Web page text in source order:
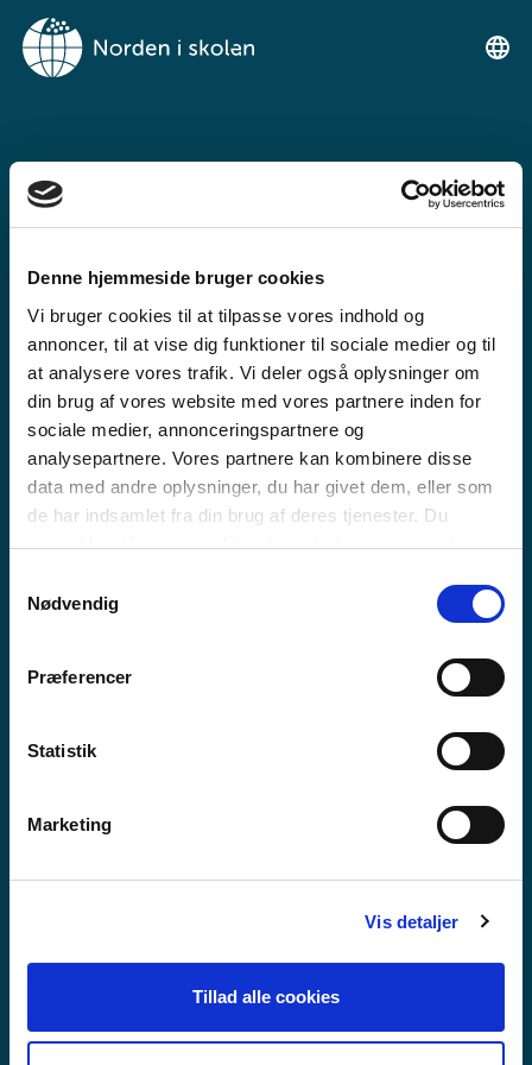
Denne hjemmeside bruger cookies
Vi bruger cookies til at tilpasse vores indhold og
annoncer, til at vise dig funktioner til sociale medier og til
at analysere vores trafik. Vi deler også oplysninger om
din brug af vores website med vores partnere inden for
sociale medier, annonceringspartnere og
analysepartnere. Vores partnere kan kombinere disse
data med andre oplysninger, du har givet dem, eller som
de har indsamlet fra din brug af deres tjenester. Du
samtykker til vores cookies, hvis du fortsætter med at
Nødvendig
Præferencer
Statistik
Marketing
Vis detaljer
Tillad alle cookies
NORDEN I
SKOLENIMUT
Tunngaviusumik atuarfimmut
ilinniarnertuunngorniarfimmullu
atuartitsinermi iserasuaat
akeqanngitsoq.
MEEQQAT ATUARFIAT